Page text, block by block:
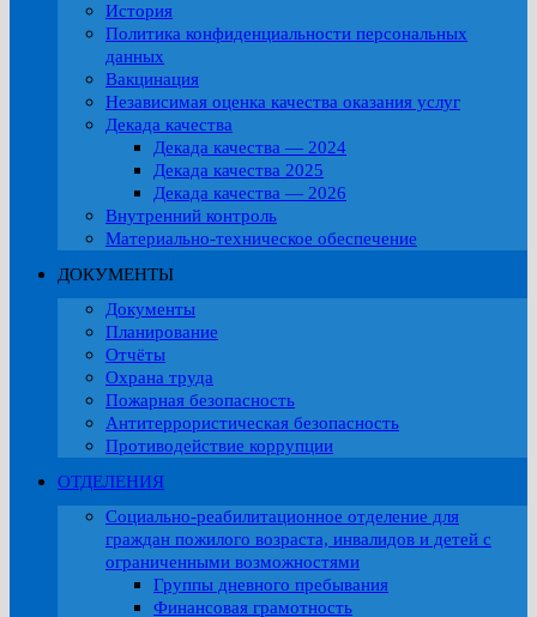
История
Политика конфиденциальности персональных
данных
Вакцинация
Независимая оценка качества оказания услуг
Декада качества
Декада качества — 2024
Декада качества 2025
Декада качества — 2026
Внутренний контроль
Материально-техническое обеспечение
ДОКУМЕНТЫ
Документы
Планирование
Отчёты
Охрана труда
Пожарная безопасность
Антитеррористическая безопасность
Противодействие коррупции
ОТДЕЛЕНИЯ
Социально-реабилитационное отделение для
граждан пожилого возраста, инвалидов и детей с
ограниченными возможностями
Группы дневного пребывания
Финансовая грамотность